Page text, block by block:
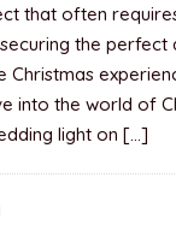
that often
the
into the world of
light on […]